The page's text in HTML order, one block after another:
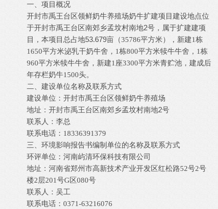
一、项目概况
开封市禹王台区领鲜奶牛养殖场奶牛扩建项目建设地点位
于开封市禹王台区南郊乡孟坟村南地2号，属于扩建建项
目，本项目总占地53.679亩（35786平方米），新建1栋
1650平方米泌乳干奶牛舍， 1栋800平方米犊牛牛舍， 1栋
960平方米犊牛牛舍，新建1 座3300平方米青贮池，建成后
年存栏奶牛1500头。
二、建设单位名称及联系方式
建设单位： 开封市禹王台区领鲜奶牛养殖场
地址：开封市禹王台区南郊乡孟坟村南地2号
联系人： 李总
联系电话： 18336391379
三、环境影响报告书编制单位的名称及联系方式
环评单位：河南屿清环保科技有限公司
地址：河南省郑州市高新技术产业开发区红松路52号2号
楼2层201号G区080号
联系人： 吴工
联系电话： 0371-63216076